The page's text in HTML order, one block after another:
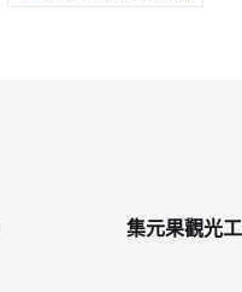
集元果觀光